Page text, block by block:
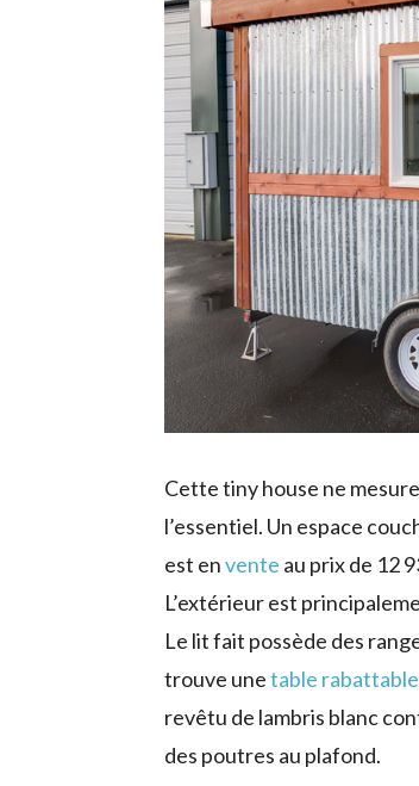
Cette tiny house ne
l’essentiel. Un espace
est envente au prix de 12
L’extérieur est
Le lit fait possède des
trouve unetable rabattable
revêtu de lambris blanc
des poutres au plafond.